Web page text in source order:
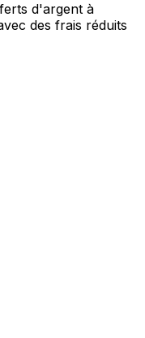
d'argent à
des frais réduits